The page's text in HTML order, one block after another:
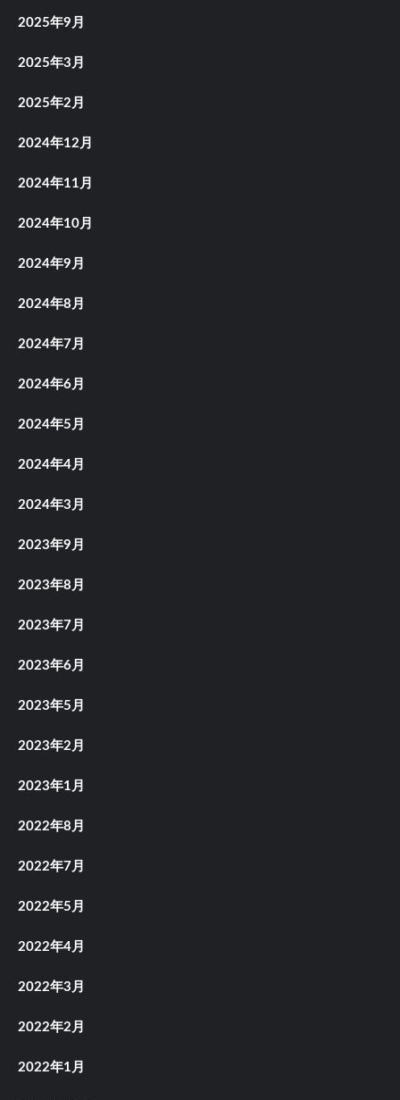
2025年9月
2025年3月
2025年2月
2024年12月
2024年11月
2024年10月
2024年9月
2024年8月
2024年7月
2024年6月
2024年5月
2024年4月
2024年3月
2023年9月
2023年8月
2023年7月
2023年6月
2023年5月
2023年2月
2023年1月
2022年8月
2022年7月
2022年5月
2022年4月
2022年3月
2022年2月
2022年1月